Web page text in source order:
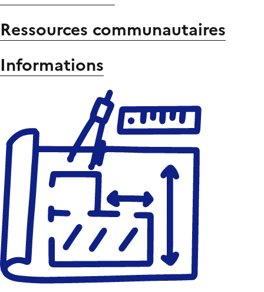
Ressources communautaires
Informations